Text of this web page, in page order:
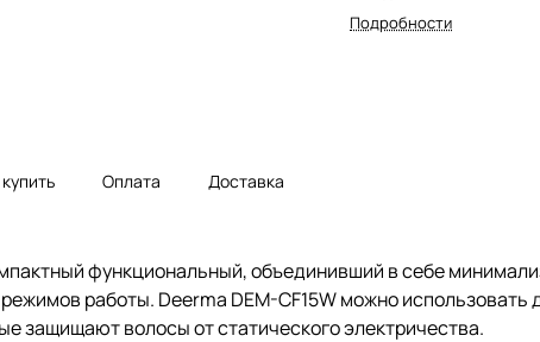
Подробности
Оплата Доставка
функциональный, объединивший в себе
работы. Deerma DEM-CF15W можно
защищают волосы от статического электричества.